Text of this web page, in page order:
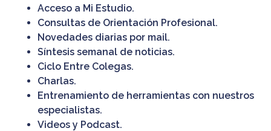
Acceso a Mi Estudio.
Consultas de Orientación Profesional.
Novedades diarias por mail.
Síntesis semanal de noticias.
Ciclo Entre Colegas.
Charlas.
Entrenamiento de herramientas con nuestros
especialistas.
Videos y Podcast.